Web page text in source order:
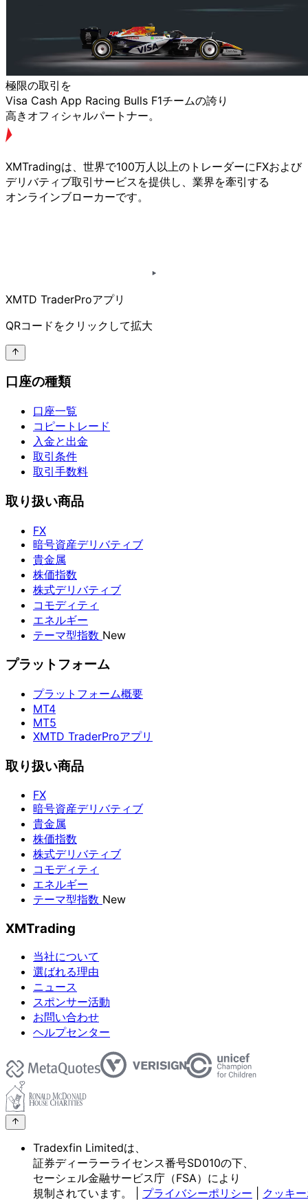
極限の取引を
Visa Cash App Racing Bulls F1チームの誇り
高きオフィシャルパートナー。
XMTradingは、 世界で100万人以上の トレーダーにFXおよび
デリバティブ取引サービスを提供し、 業界を牽引する
オンラインブローカーです。
XMTD TraderProアプリ
QRコードをクリックして拡大
口座の種類
口座一覧
コピートレード
入金と出金
取引条件
取引手数料
取り扱い商品
FX
暗号資産デリバティブ
貴金属
株価指数
株式デリバティブ
コモディティ
エネルギー
テーマ型指数 New
プラットフォーム
プラットフォーム概要
MT4
MT5
XMTD TraderProアプリ
取り扱い商品
FX
暗号資産デリバティブ
貴金属
株価指数
株式デリバティブ
コモディティ
エネルギー
テーマ型指数 New
XMTrading
当社について
選ばれる理由
ニュース
スポンサー活動
お問い合わせ
ヘルプセンター
Tradexfin Limitedは、
証券ディーラーライセンス番号SD010の下、
セーシェル金融サービス庁 （FSA）により
規制されています。
プライバシーポリシー
クッキ